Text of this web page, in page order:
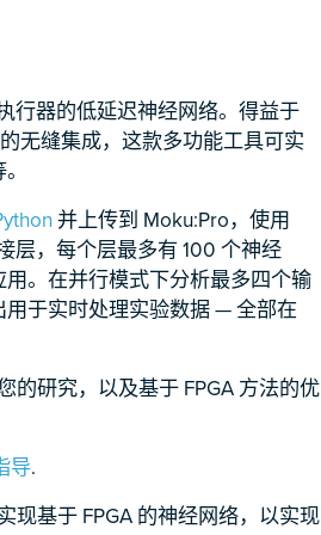
行器的低延迟神经网络。得益于
无缝集成，这款多功能工具可实
并上传到 Moku:Pro，使用
层，每个层最多有 100 个神经
。在并行模式下分析最多四个输
于实时处理实验数据 — 全部在
的研究，以及基于 FPGA 方法的优
导.
现基于 FPGA 的神经网络，以实现